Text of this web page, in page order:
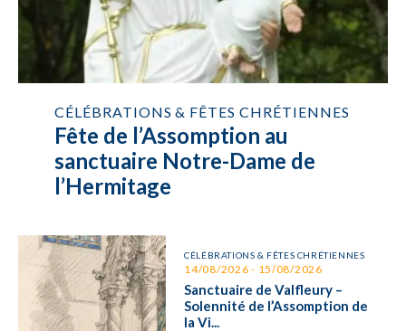
CÉLÉBRATIONS & FÊTES CHRÉTIENNES
Fête de l’Assomption au
sanctuaire Notre-Dame de
l’Hermitage
CÉLÉBRATIONS & FÊTES CHRÉTIENNES
14/08/2026 - 15/08/2026
Sanctuaire de Valfleury –
Solennité de l’Assomption de
la Vi...